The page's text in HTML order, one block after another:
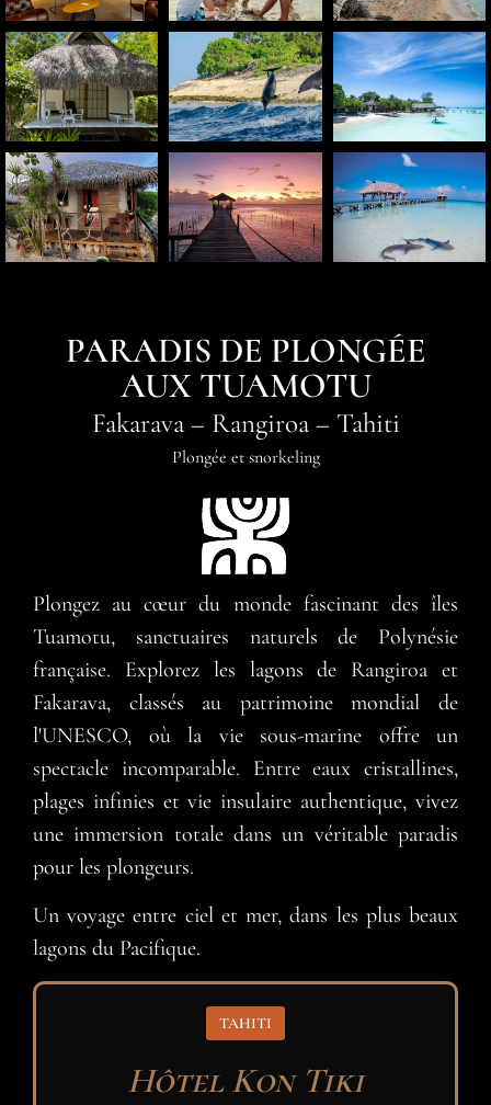
PARADIS DE PLONGÉE
AUX TUAMOTU
Fakarava– Rangiroa– Tahiti
Plongée et snorkeling
Plongez au cœur du monde fascinant des îles
Tuamotu, sanctuaires naturels de Polynésie
française. Explorez les lagons de Rangiroa et
Fakarava, classés au patrimoine mondial de
l'UNESCO, où la vie sous-marine offre un
spectacle incomparable. Entre eaux cristallines,
plages infinies et vie insulaire authentique, vivez
une immersion totale dans un véritable paradis
pour les plongeurs.
Un voyage entre ciel et mer, dans les plus beaux
lagons du Pacifique.
TAHITI
Hôtel Kon Tiki